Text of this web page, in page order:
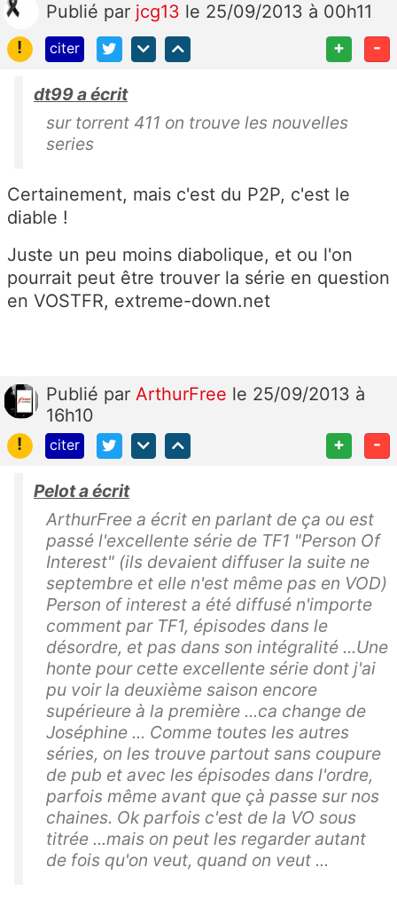
Publié par jcg13 le 25/09/2013 à 00h11
!
citer + -
dt99 a écrit
sur torrent 411 on trouve les nouvelles
series
Certainement, mais c'est du P2P, c'est le
diable !
Juste un peu moins diabolique, et ou l'on
pourrait peut être trouver la série en question
en VOSTFR, extreme-down.net
Publié par ArthurFree le 25/09/2013 à
16h10
!
citer + -
Pelot a écrit
ArthurFree a écrit en parlant de ça ou est
passé l'excellente série de TF1 "Person Of
Interest" (ils devaient diffuser la suite ne
septembre et elle n'est même pas en VOD)
Person of interest a été diffusé n'importe
comment par TF1, épisodes dans le
désordre, et pas dans son intégralité ...Une
honte pour cette excellente série dont j'ai
pu voir la deuxième saison encore
supérieure à la première ...ca change de
Joséphine ... Comme toutes les autres
séries, on les trouve partout sans coupure
de pub et avec les épisodes dans l'ordre,
parfois même avant que çà passe sur nos
chaines. Ok parfois c'est de la VO sous
titrée ...mais on peut les regarder autant
de fois qu'on veut, quand on veut ...